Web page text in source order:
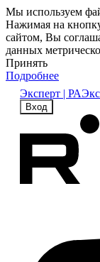
Мы используем
Нажимая на
сайтом, Вы
данных
Принять
Подробнее
Эксперт | РА
Вход